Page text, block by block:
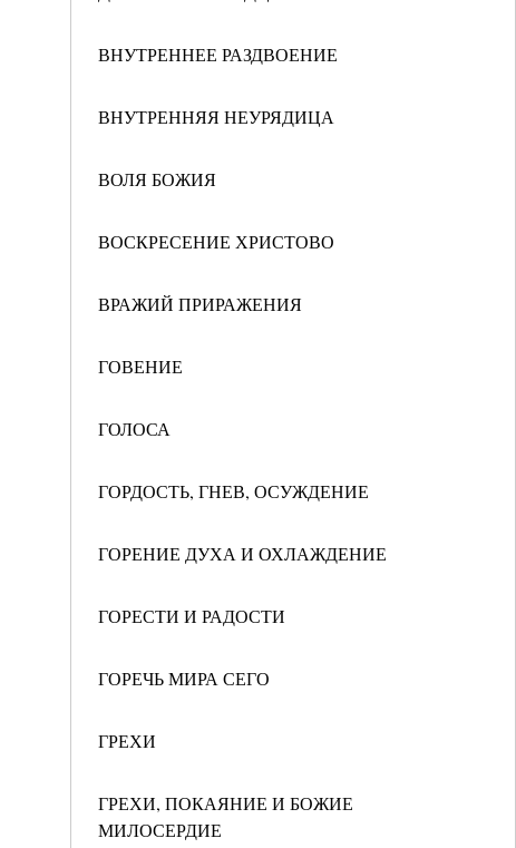
ВНУТРЕННЕЕ РАЗДВОЕНИЕ
ВНУТРЕННЯЯ НЕУРЯДИЦА
ВОЛЯ БОЖИЯ
ВОСКРЕСЕНИЕ ХРИСТОВО
ВРАЖИЙ ПРИРАЖЕНИЯ
ГОВЕНИЕ
ГОЛОСА
ГОРДОСТЬ, ГНЕВ, ОСУЖДЕНИЕ
ГОРЕНИЕ ДУХА И ОХЛАЖДЕНИЕ
ГОРЕСТИ И РАДОСТИ
ГОРЕЧЬ МИРА СЕГО
ГРЕХИ
ГРЕХИ, ПОКАЯНИЕ И БОЖИЕ
МИЛОСЕРДИЕ